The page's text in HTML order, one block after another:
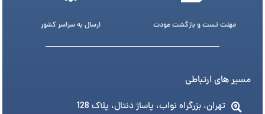
مهلت تست و بازگشت عودت ارسال به سراسر کشور
مسیر های ارتباطی
تهران، بزرگراه نواب، پاساژ دنتال، پلاک 128